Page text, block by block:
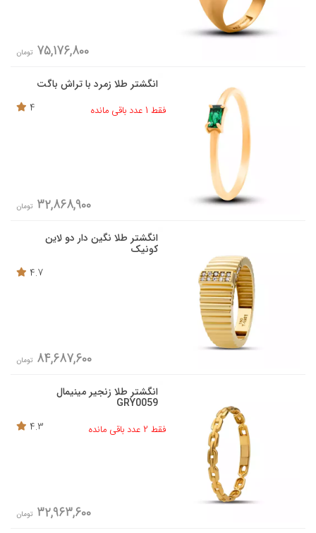
75,176,800 تومان
انگشتر طلا زمرد با تراش باگت
فقط 1 عدد باقی مانده
4
32,868,900 تومان
انگشتر طلا نگین دار دو لاین
کونیک
4.7
84,687,600 تومان
انگشتر طلا زنجیر مینیمال
GRY0059
فقط 2 عدد باقی مانده
4.3
32,963,600 تومان